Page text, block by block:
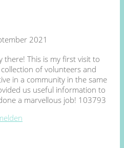
2021
This is my first visit to
of volunteers and
in a community in the same
us useful information to
a marvellous job! 103793